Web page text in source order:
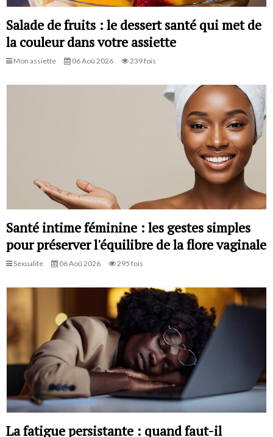
Salade de fruits : le dessert santé qui met de
la couleur dans votre assiette
Mon assiette 06 Aoû 2026 239 fois
Santé intime féminine : les gestes simples
pour préserver l'équilibre de la flore vaginale
Sexualite 06 Aoû 2026 295 fois
La fatigue persistante : quand faut-il